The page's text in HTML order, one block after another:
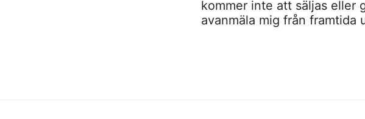
kommer inte att säljas eller
avanmäla mig från framtida